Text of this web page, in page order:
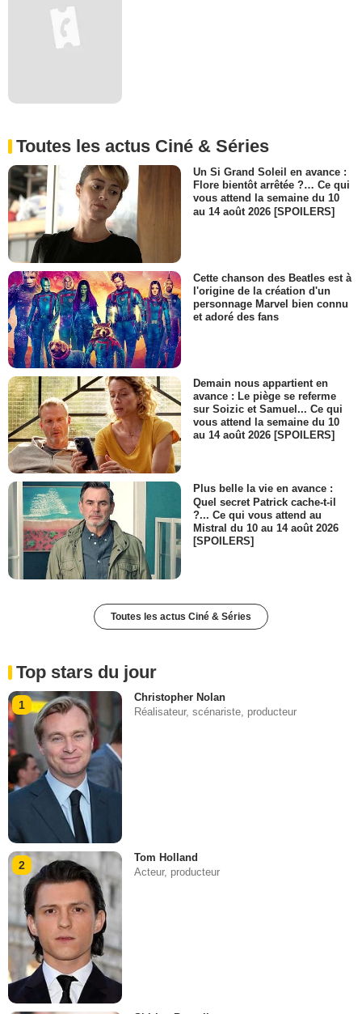
Toutes les actus Ciné & Séries
Un Si Grand Soleil en avance :
Flore bientôt arrêtée ?… Ce qui
vous attend la semaine du 10
au 14 août 2026 [SPOILERS]
Cette chanson des Beatles est à
l'origine de la création d'un
personnage Marvel bien connu
et adoré des fans
Demain nous appartient en
avance : Le piège se referme
sur Soizic et Samuel... Ce qui
vous attend la semaine du 10
au 14 août 2026 [SPOILERS]
Plus belle la vie en avance :
Quel secret Patrick cache-t-il
?... Ce qui vous attend au
Mistral du 10 au 14 août 2026
[SPOILERS]
Toutes les actus Ciné & Séries
Top stars du jour
1
Christopher Nolan
Réalisateur, scénariste, producteur
2
Tom Holland
Acteur, producteur